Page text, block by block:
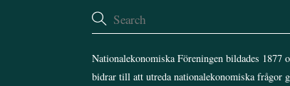
Nationalekonomiska Föreningen bildades
bidrar till att utreda nationalekonomiska frågor